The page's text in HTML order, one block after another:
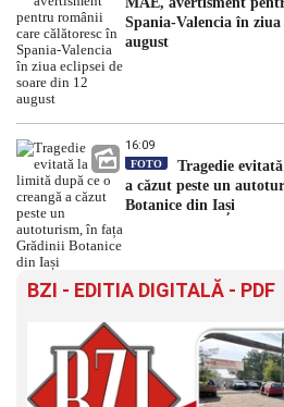
Spania-Valencia în ziua
august
16:09
FOTO
Tragedie
a căzut peste un
Botanice din Iași
BZI - EDITIA DIGITALĂ - PDF